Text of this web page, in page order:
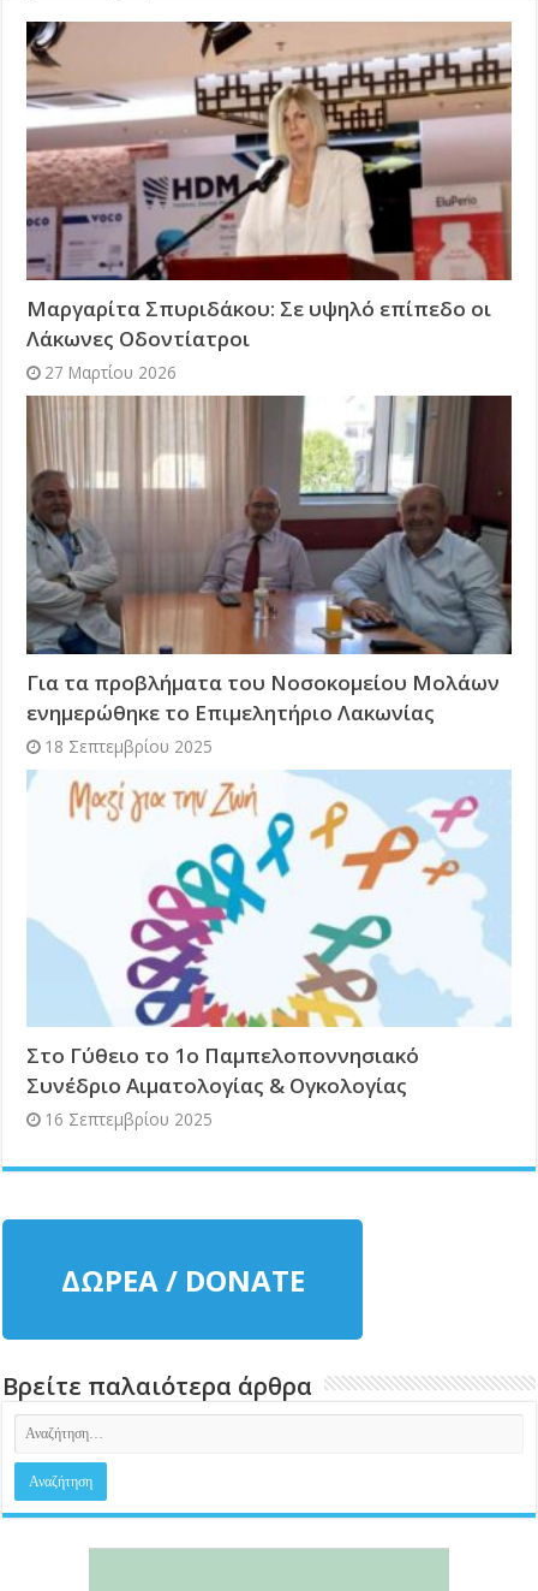
Μαργαρίτα Σπυριδάκου: Σε υψηλό επίπεδο οι
Λάκωνες Οδοντίατροι
27 Μαρτίου 2026
Για τα προβλήματα του Νοσοκομείου Μολάων
ενημερώθηκε το Επιμελητήριο Λακωνίας
18 Σεπτεμβρίου 2025
Στο Γύθειο το 1ο Παμπελοποννησιακό
Συνέδριο Αιματολογίας & Ογκολογίας
16 Σεπτεμβρίου 2025
ΔΩΡΕΑ / DONATE
Βρείτε παλαιότερα άρθρα